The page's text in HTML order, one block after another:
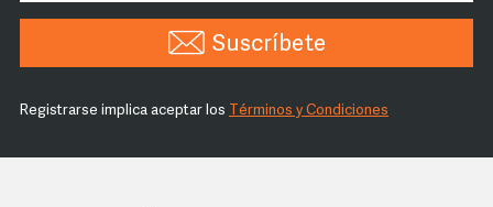
Suscríbete
Registrarse implica aceptar los Términos y Condiciones